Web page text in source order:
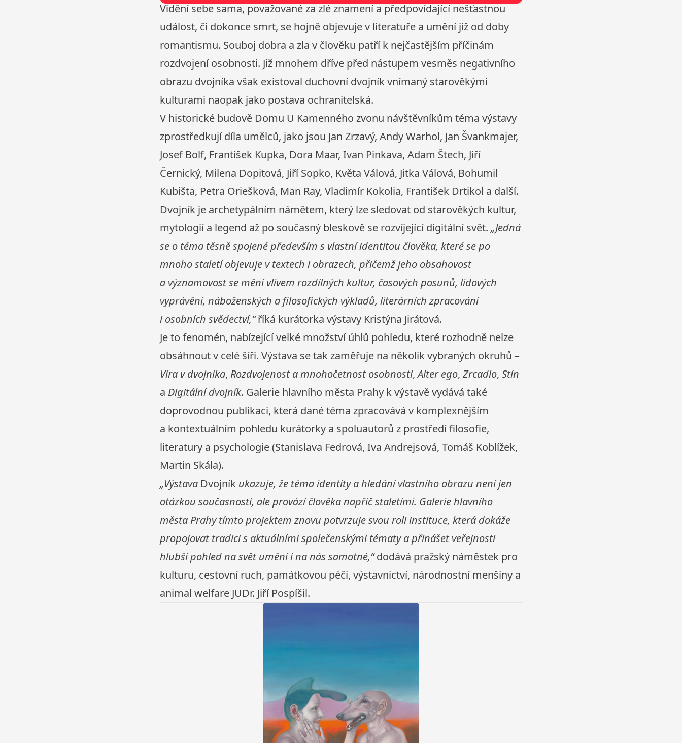
Vidění sebe sama, považované za zlé znamení a předpovídající nešťastnou
událost, či dokonce smrt, se hojně objevuje v literatuře a umění již od doby
romantismu. Souboj dobra a zla v člověku patří k nejčastějším příčinám
rozdvojení osobnosti. Již mnohem dříve před nástupem vesměs negativního
obrazu dvojníka však existoval duchovní dvojník vnímaný starověkými
kulturami naopak jako postava ochranitelská.
V historické budově Domu U Kamenného zvonu návštěvníkům téma výstavy
zprostředkují díla umělců, jako jsou Jan Zrzavý, Andy Warhol, Jan Švankmajer,
Josef Bolf, František Kupka, Dora Maar, Ivan Pinkava, Adam Štech, Jiří
Černický, Milena Dopitová, Jiří Sopko, Květa Válová, Jitka Válová, Bohumil
Kubišta, Petra Oriešková, Man Ray, Vladimír Kokolia, František Drtikol a další.
Dvojník je archetypálním námětem, který lze sledovat od starověkých kultur,
mytologií a legend až po současný bleskově se rozvíjející digitální svět. „Jedná
se o téma těsně spojené především s vlastní identitou člověka, které se po
mnoho staletí objevuje v textech i obrazech, přičemž jeho obsahovost
a významovost se mění vlivem rozdílných kultur, časových posunů, lidových
vyprávění, náboženských a filosofických výkladů, literárních zpracování
i osobních svědectví,“říká kurátorka výstavy Kristýna Jirátová.
Je to fenomén, nabízející velké množství úhlů pohledu, které rozhodně nelze
obsáhnout v celé šíři. Výstava se tak zaměřuje na několik vybraných okruhů –
Víra v dvojníka, Rozdvojenost a mnohočetnost osobnosti,Alter ego, Zrcadlo, Stín
a Digitální dvojník. Galerie hlavního města Prahy k výstavě vydává také
doprovodnou publikaci, která dané téma zpracovává v komplexnějším
a kontextuálním pohledu kurátorky a spoluautorů z prostředí filosofie,
literatury a psychologie (Stanislava Fedrová, Iva Andrejsová, Tomáš Koblížek,
Martin Skála).
„Výstava Dvojníkukazuje, že téma identity a hledání vlastního obrazu není jen
otázkou současnosti, ale provází člověka napříč staletími. Galerie hlavního
města Prahy tímto projektem znovu potvrzuje svou roli instituce, která dokáže
propojovat tradici s aktuálními společenskými tématy a přinášet veřejnosti
hlubší pohled na svět umění i na nás samotné,“dodává pražský náměstek pro
kulturu, cestovní ruch, památkovou péči, výstavnictví, národnostní menšiny a
animal welfare JUDr. Jiří Pospíšil.